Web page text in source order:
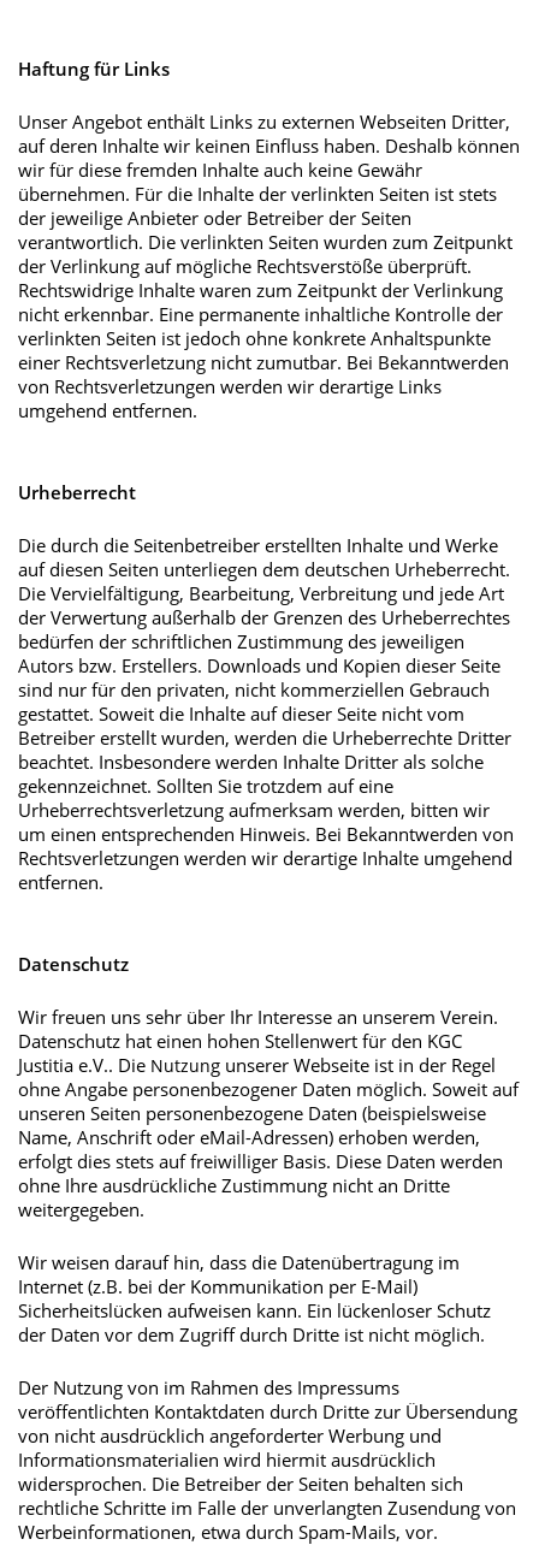
Haftung für Links
Unser Angebot enthält Links zu externen Webseiten Dritter,
auf deren Inhalte wir keinen Einfluss haben. Deshalb können
wir für diese fremden Inhalte auch keine Gewähr
übernehmen. Für die Inhalte der verlinkten Seiten ist stets
der jeweilige Anbieter oder Betreiber der Seiten
verantwortlich. Die verlinkten Seiten wurden zum Zeitpunkt
der Verlinkung auf mögliche Rechtsverstöße überprüft.
Rechtswidrige Inhalte waren zum Zeitpunkt der Verlinkung
nicht erkennbar. Eine permanente inhaltliche Kontrolle der
verlinkten Seiten ist jedoch ohne konkrete Anhaltspunkte
einer Rechtsverletzung nicht zumutbar. Bei Bekanntwerden
von Rechtsverletzungen werden wir derartige Links
umgehend entfernen.
Urheberrecht
Die durch die Seitenbetreiber erstellten Inhalte und Werke
auf diesen Seiten unterliegen dem deutschen Urheberrecht.
Die Vervielfältigung, Bearbeitung, Verbreitung und jede Art
der Verwertung außerhalb der Grenzen des Urheberrechtes
bedürfen der schriftlichen Zustimmung des jeweiligen
Autors bzw. Erstellers. Downloads und Kopien dieser Seite
sind nur für den privaten, nicht kommerziellen Gebrauch
gestattet. Soweit die Inhalte auf dieser Seite nicht vom
Betreiber erstellt wurden, werden die Urheberrechte Dritter
beachtet. Insbesondere werden Inhalte Dritter als solche
gekennzeichnet. Sollten Sie trotzdem auf eine
Urheberrechtsverletzung aufmerksam werden, bitten wir
um einen entsprechenden Hinweis. Bei Bekanntwerden von
Rechtsverletzungen werden wir derartige Inhalte umgehend
entfernen.
Datenschutz
Wir freuen uns sehr über Ihr Interesse an unserem Verein.
Datenschutz hat einen hohen Stellenwert für den KGC
Justitia e.V.. Die Nutzung unserer Webseite ist in der Regel
ohne Angabe personenbezogener Daten möglich. Soweit auf
unseren Seiten personenbezogene Daten (beispielsweise
Name, Anschrift oder eMail-Adressen) erhoben werden,
erfolgt dies stets auf freiwilliger Basis. Diese Daten werden
ohne Ihre ausdrückliche Zustimmung nicht an Dritte
weitergegeben.
Wir weisen darauf hin, dass die Datenübertragung im
Internet (z.B. bei der Kommunikation per E-Mail)
Sicherheitslücken aufweisen kann. Ein lückenloser Schutz
der Daten vor dem Zugriff durch Dritte ist nicht möglich.
Der Nutzung von im Rahmen des Impressums
veröffentlichten Kontaktdaten durch Dritte zur Übersendung
von nicht ausdrücklich angeforderter Werbung und
Informationsmaterialien wird hiermit ausdrücklich
widersprochen. Die Betreiber der Seiten behalten sich
rechtliche Schritte im Falle der unverlangten Zusendung von
Werbeinformationen, etwa durch Spam-Mails, vor.